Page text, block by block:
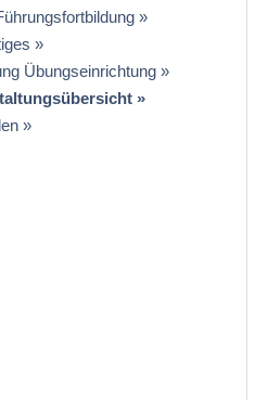
Übungseinrichtung